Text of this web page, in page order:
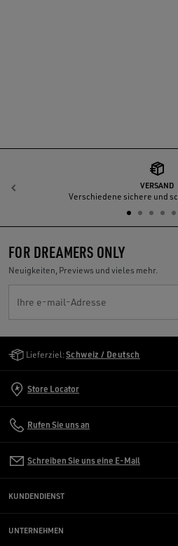
VERSAND
Verschiedene sichere und
Zurück
FOR DREAMERS ONLY
Neuigkeiten, Previews und vieles mehr.
Ihre e-mail-Adresse
Lieferziel: Schweiz / Deutsch
Store Locator
Rufen Sie uns an
Schreiben Sie uns eine E-Mail
KUNDENDIENST
UNTERNEHMEN